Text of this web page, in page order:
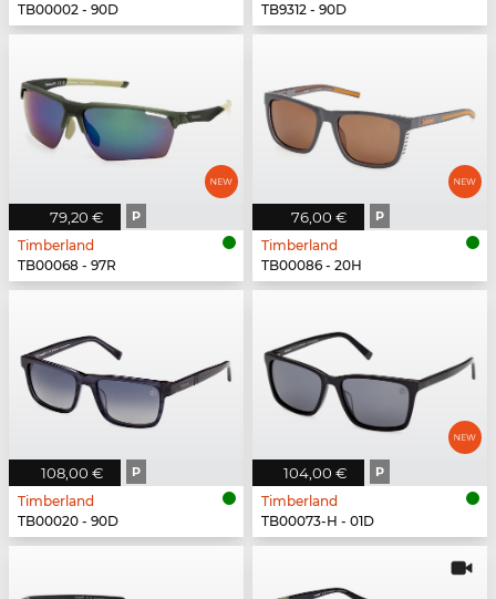
TB00002 - 90D
TB9312 - 90D
79,20 € P
Timberland
TB00068 - 97R
76,00 € P
Timberland
TB00086 - 20H
108,00 € P
Timberland
TB00020 - 90D
104,00 € P
Timberland
TB00073-H - 01D